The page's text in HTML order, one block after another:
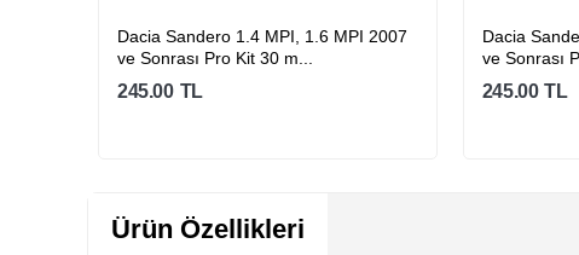
Dacia Sandero 1.4 MPI, 1.6 MPI 2007
ve Sonrası Pro Kit 30 m...
245.00 TL
Dacia
ve Sonrası
245.00 TL
Ürün Özellikleri